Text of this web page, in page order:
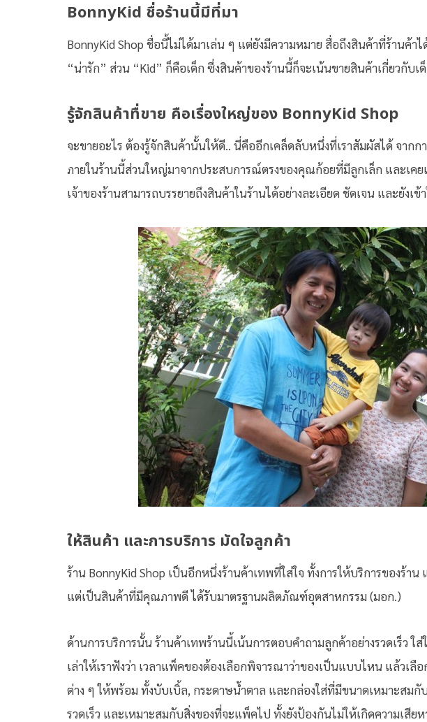
BonnyKid ชื่อร้านนี้มีที่มา
BonnyKid Shop ชื่อนี้ไม่ได้มาเล่น ๆ แต่ยังมีความหมาย สื่อถึงสินค้าที่ร้านค้า
“น่ารัก” ส่วน “Kid” ก็คือเด็ก ซึ่งสินค้าของร้านนี้ก็จะเน้นขายสินค้าเกี่ยวกับเ
รู้จักสินค้าทื่ขาย คือเรื่องใหญ่ของ BonnyKid Shop
จะขายอะไร ต้องรู้จักสินค้านั้นให้ดี.. นี่คืออีกเคล็ดลับหนึ่งที่เราสัมผัสได้ จาก
ภายในร้านนี้ส่วนใหญ่มาจากประสบการณ์ตรงของคุณก้อยที่มีลูกเล็ก และเค
เจ้าของร้านสามารถบรรยายถึงสินค้าในร้านได้อย่างละเอียด ชัดเจน และยังเ
ให้สินค้า และการบริการ มัดใจลูกค้า
ร้าน BonnyKid Shop เป็นอีกหนึ่งร้านค้าเทพที่ใส่ใจ ทั้งการให้บริการของร้
แต่เป็นสินค้าที่มีคุณภาพดี ได้รับมาตรฐานผลิตภัณฑ์อุตสาหกรรม (มอก.)
ด้านการบริการนั้น ร้านค้าเทพร้านนี้เน้นการตอบคำถามลูกค้าอย่างรวดเร็ว
เล่าให้เราฟังว่า เวลาแพ็คของต้องเลือกพิจารณาว่าของเป็นแบบไหน แล้วเ
ต่าง ๆ ให้พร้อม ทั้งบับเบิ้ล, กระดาษน้ำตาล และกล่องใส่ที่มีขนาดเหมาะสม
รวดเร็ว และเหมาะสมกับสิ่งของที่จะแพ็คไป ทั้งยังป้องกันไม่ให้เกิดความเสียห